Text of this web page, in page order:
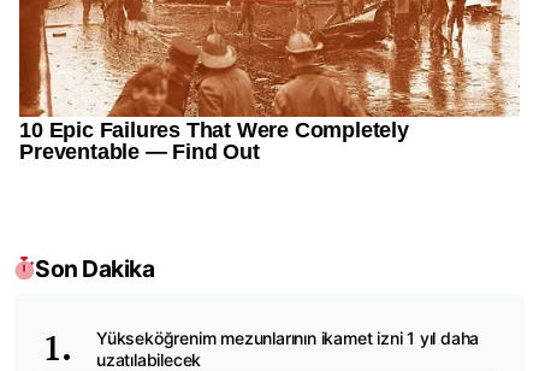
Son Dakika
Yükseköğrenim mezunlarının ikamet izni 1 yıl daha
uzatılabilecek